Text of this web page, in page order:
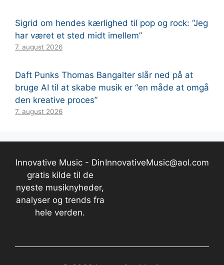
Sigrid om hendes kærlighed til pop og rock: “Jeg
har været et sted midt imellem”
7. august 2026
Daft Punks Thomas Bangalter slår ned på at
bruge AI til at skabe musik er “en måde at omgå
den kreative proces”
7. august 2026
Innovative Music - Din
gratis kilde til de
nyeste musiknyheder,
analyser og trends fra
hele verden.
InnovativeMusic@aol.com